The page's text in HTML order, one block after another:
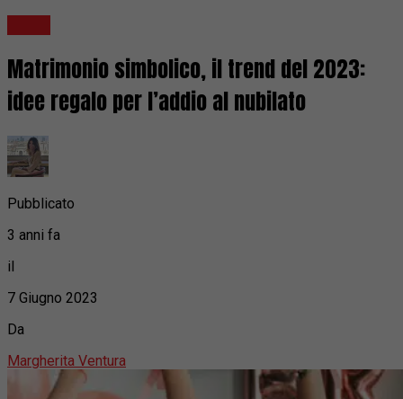
Matrimonio simbolico, il trend del 2023:
idee regalo per l’addio al nubilato
Pubblicato
3 anni fa
il
7 Giugno 2023
Da
Margherita Ventura